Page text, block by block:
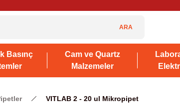
ARA
Basınç
Cam ve Quartz
Malzemeler
VITLAB 2 - 20 ul Mikropipet